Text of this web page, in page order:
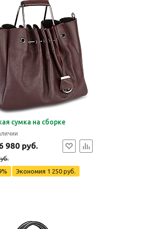
сумка на сборке
980 руб.
Экономия 1 250 руб.